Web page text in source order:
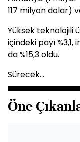
117 milyon dolar)
Yüksek teknolojili
içindeki payı
da %15,3 oldu.
Sürecek...
Öne